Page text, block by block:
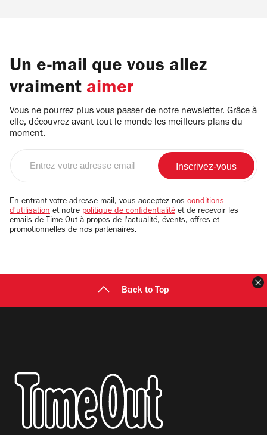
Un e-mail que vous allez
vraiment aimer
Vous ne pourrez plus vous passer de notre newsletter. Grâce à
elle, découvrez avant tout le monde les meilleurs plans du
moment.
email
En entrant votre adresse mail, vous acceptez nos conditions
d'utilisation et notre politique de confidentialité et de recevoir les
emails de Time Out à propos de l'actualité, évents, offres et
promotionnelles de nos partenaires.
Back to Top